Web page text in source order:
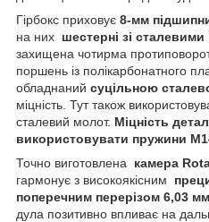
Гірбокс приховує 8-мм
на них шестерні зі
захищена чотирма
поршень із полікарбонатного
обладнаний суцільною
міцність. Тут також
сталевий молот. Міцність
використовувати пружини
Точно виготовлена камера
гармонує з високоякісним
поперечним перерізом 6,03
дула позитивно впливає на